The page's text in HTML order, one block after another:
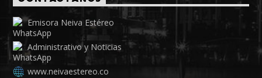
Emisora Neiva Estéreo
Administrativo y Noticias
www.neivaestereo.co